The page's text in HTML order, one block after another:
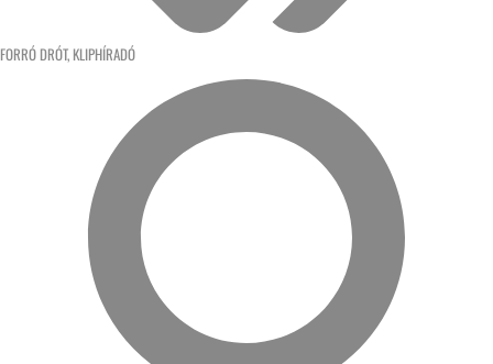
FORRÓ DRÓT, KLIPHÍRADÓ